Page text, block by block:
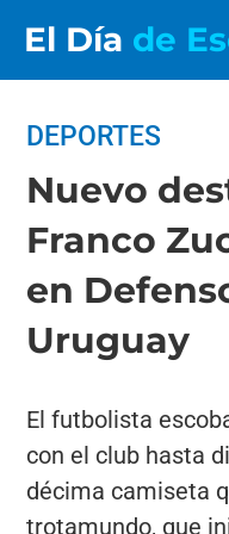
El Día de
DEPORTES
Nuevo
Franco
en
Uruguay
El futbolista
con el club hasta
décima camiseta
trotamundo, que